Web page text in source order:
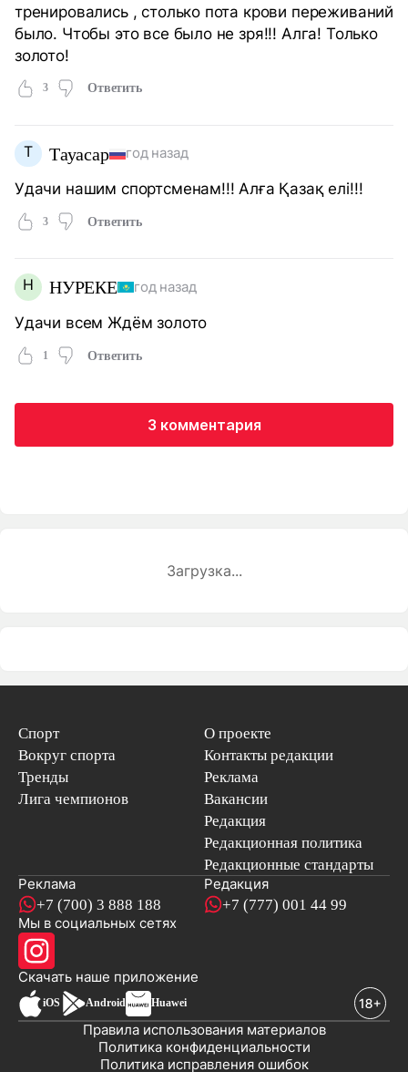
тренировались , столько пота крови переживаний
было. Чтобы это все было не зря!!! Алга! Только
золото!
3 Ответить
Т Тауасар год назад
Удачи нашим спортсменам!!! Алға Қазақ елі!!!
3 Ответить
Н НУРЕКЕ год назад
Удачи всем Ждём золото
1 Ответить
3 комментария
Загрузка...
Спорт
Вокруг спорта
Тренды
Лига чемпионов
О проекте
Контакты редакции
Реклама
Вакансии
Редакция
Редакционная политика
Редакционные стандарты
Реклама
+7 (700) 3 888 188
Редакция
+7 (777) 001 44 99
Мы в социальных сетях
Скачать наше приложениеновостей
iOS Android Huawei
Политика исправления ошибок
Политика конфиденциальности
Правила использования материалов